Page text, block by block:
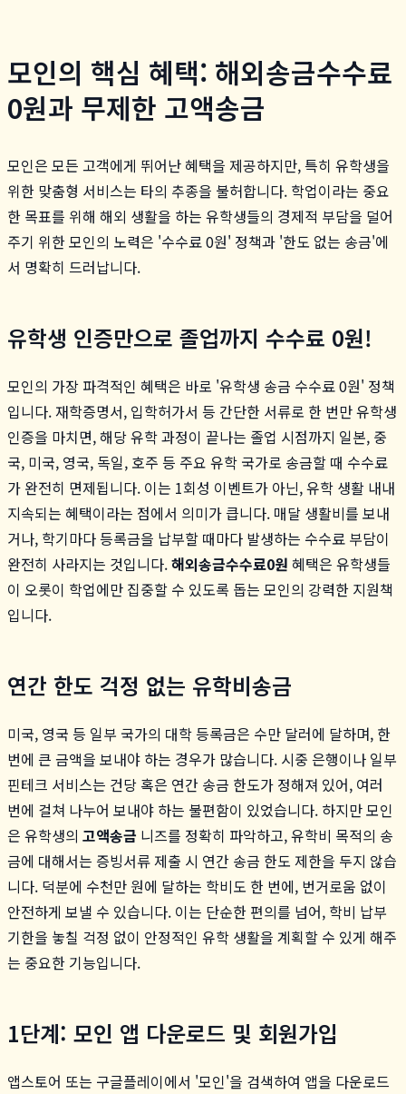
모인의 핵심 혜택: 해외송금수수료
0원과 무제한 고액송금
모인은 모든 고객에게 뛰어난 혜택을 제공하지만, 특히 유학생을
위한 맞춤형 서비스는 타의 추종을 불허합니다. 학업이라는 중요
한 목표를 위해 해외 생활을 하는 유학생들의 경제적 부담을 덜어
주기 위한 모인의 노력은 '수수료 0원' 정책과 '한도 없는 송금'에
서 명확히 드러납니다.
유학생 인증만으로 졸업까지 수수료 0원!
모인의 가장 파격적인 혜택은 바로 '유학생 송금 수수료 0원' 정책
입니다. 재학증명서, 입학허가서 등 간단한 서류로 한 번만 유학생
인증을 마치면, 해당 유학 과정이 끝나는 졸업 시점까지 일본, 중
국, 미국, 영국, 독일, 호주 등 주요 유학 국가로 송금할 때 수수료
가 완전히 면제됩니다. 이는 1회성 이벤트가 아닌, 유학 생활 내내
지속되는 혜택이라는 점에서 의미가 큽니다. 매달 생활비를 보내
거나, 학기마다 등록금을 납부할 때마다 발생하는 수수료 부담이
완전히 사라지는 것입니다.해외송금수수료0원 혜택은 유학생들
이 오롯이 학업에만 집중할 수 있도록 돕는 모인의 강력한 지원책
입니다.
연간 한도 걱정 없는 유학비송금
미국, 영국 등 일부 국가의 대학 등록금은 수만 달러에 달하며, 한
번에 큰 금액을 보내야 하는 경우가 많습니다. 시중 은행이나 일부
핀테크 서비스는 건당 혹은 연간 송금 한도가 정해져 있어, 여러
번에 걸쳐 나누어 보내야 하는 불편함이 있었습니다. 하지만 모인
은 유학생의 고액송금 니즈를 정확히 파악하고, 유학비 목적의 송
금에 대해서는 증빙서류 제출 시 연간 송금 한도 제한을 두지 않습
니다. 덕분에 수천만 원에 달하는 학비도 한 번에, 번거로움 없이
안전하게 보낼 수 있습니다. 이는 단순한 편의를 넘어, 학비 납부
기한을 놓칠 걱정 없이 안정적인 유학 생활을 계획할 수 있게 해주
는 중요한 기능입니다.
1단계: 모인 앱 다운로드 및 회원가입
앱스토어 또는 구글플레이에서 '모인'을 검색하여 앱을 다운로드